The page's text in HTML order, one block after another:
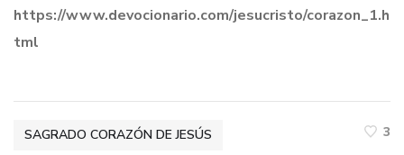
https://www.devocionario.com/jesucristo/corazon_1.h
tml
SAGRADO CORAZÓN DE JESÚS 3